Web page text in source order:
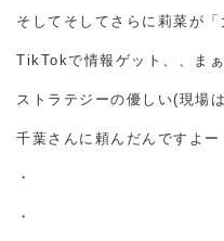
そしてそしてさらに莉菜が
TikTokで情報ゲット、、ま
ストラテジーの優しい(現場
千葉さんに頼んだんですよー
・
・